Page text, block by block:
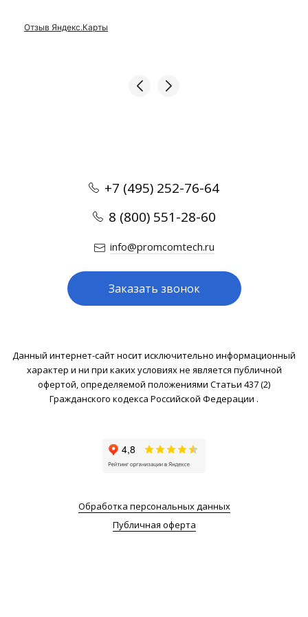
Отзыв Яндекс.Карты
+7 (495) 252-76-64
8 (800) 551-28-60
info@promcomtech.ru
Заказать звонок
Данный интернет-сайт носит исключительно информационный
характер и ни при каких условиях не является публичной
офертой, определяемой положениями Статьи 437 (2)
Гражданского кодекса Российской Федерации .
Обработка персональных данных
Публичная оферта